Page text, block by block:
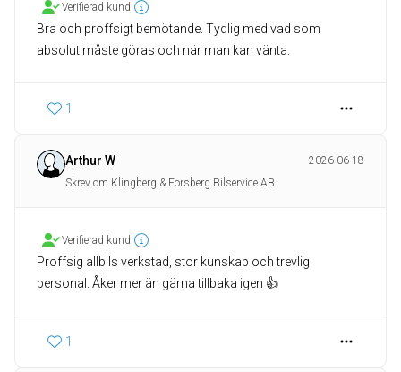
Verifierad kund
Bra och proffsigt bemötande. Tydlig med vad som
absolut måste göras och när man kan vänta.
1
Arthur W
2026-06-18
Skrev om Klingberg & Forsberg Bilservice AB
Verifierad kund
Proffsig allbils verkstad, stor kunskap och trevlig
personal. Åker mer än gärna tillbaka igen 👍
1